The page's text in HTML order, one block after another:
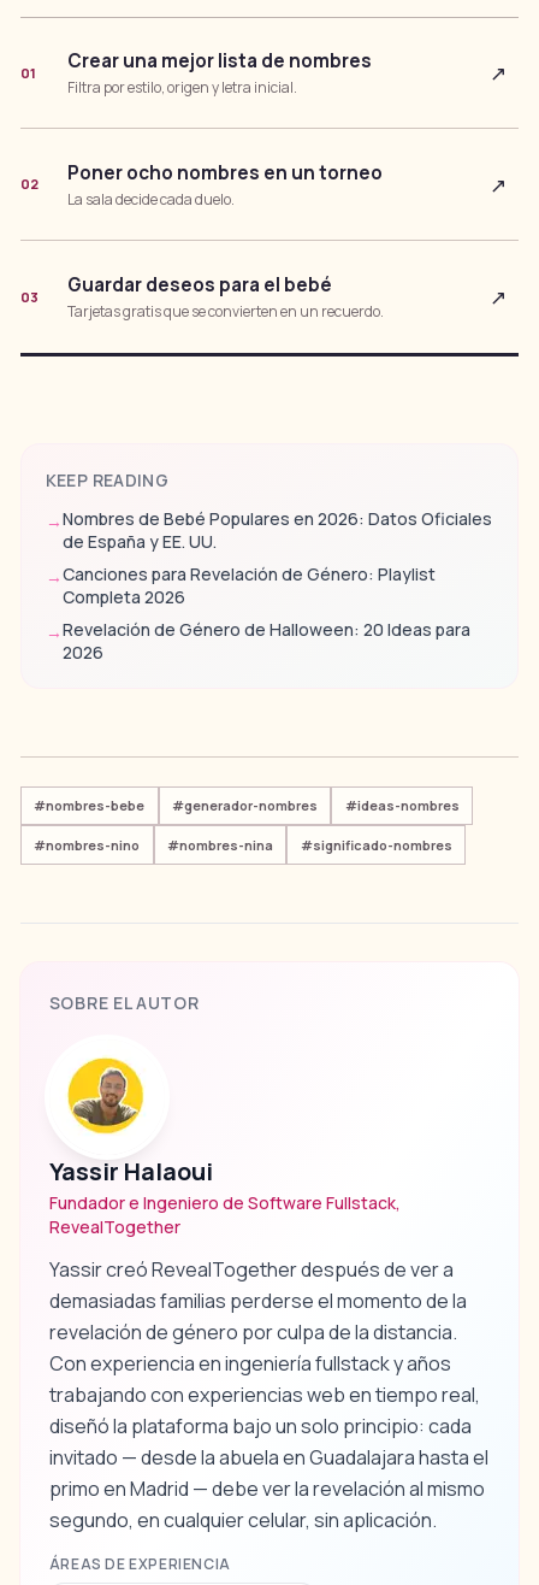
01 Crear una mejor lista de nombres
Filtra por estilo, origen y letra inicial.
↗
02 Poner ocho nombres en un torneo
La sala decide cada duelo.
↗
03 Guardar deseos para el bebé
Tarjetas gratis que se convierten en un recuerdo.
↗
KEEP READING
→Nombres de Bebé Populares en 2026: Datos Oficiales
de España y EE. UU.
→Canciones para Revelación de Género: Playlist
Completa 2026
→Revelación de Género de Halloween: 20 Ideas para
2026
#nombres-bebe #generador-nombres #ideas-nombres
#nombres-nino #nombres-nina #significado-nombres
SOBRE EL AUTOR
Yassir Halaoui
Fundador e Ingeniero de Software Fullstack,
RevealTogether
Yassir creó RevealTogether después de ver a
demasiadas familias perderse el momento de la
revelación de género por culpa de la distancia.
Con experiencia en ingeniería fullstack y años
trabajando con experiencias web en tiempo real,
diseñó la plataforma bajo un solo principio: cada
invitado — desde la abuela en Guadalajara hasta el
primo en Madrid — debe ver la revelación al mismo
segundo, en cualquier celular, sin aplicación.
ÁREAS DE EXPERIENCIA